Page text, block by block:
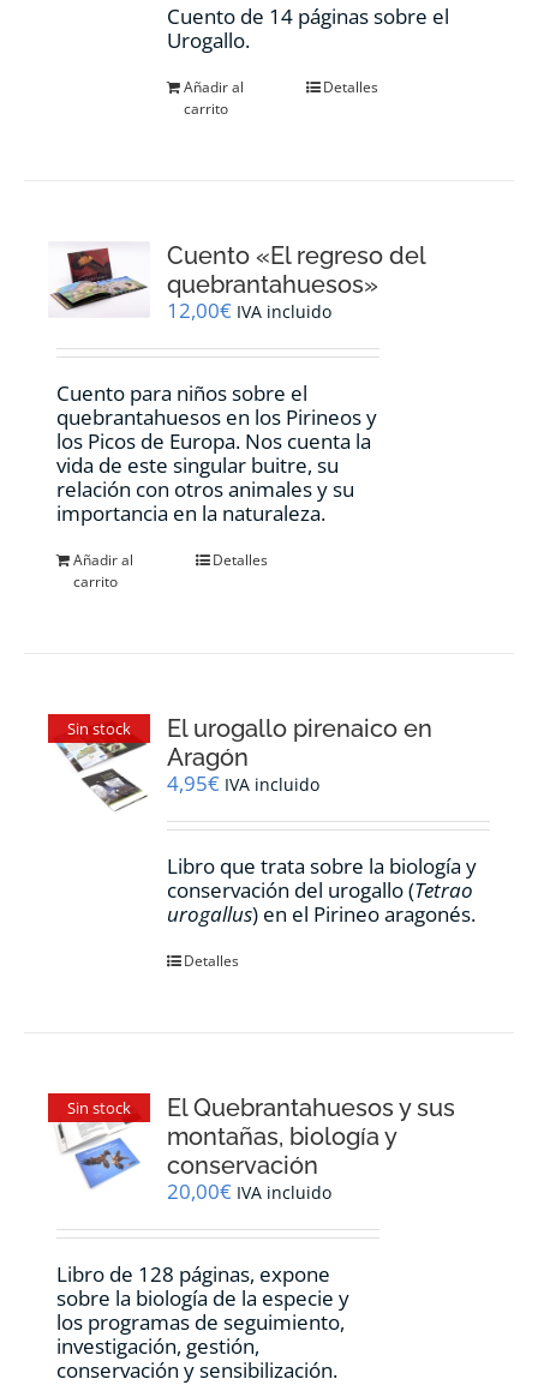
Cuento de 14 páginas sobre el
Urogallo.
Añadir al
carrito
Detalles
Cuento «El regreso del
quebrantahuesos»
12,00€ IVA incluido
Cuento para niños sobre el
quebrantahuesos en los Pirineos y
los Picos de Europa. Nos cuenta la
vida de este singular buitre, su
relación con otros animales y su
importancia en la naturaleza.
Añadir al
carrito
Detalles
Sin stock
El urogallo pirenaico en
Aragón
4,95€ IVA incluido
Libro que trata sobre la biología y
conservación del urogallo (Tetrao
urogallus) en el Pirineo aragonés.
Detalles
Sin stock
El Quebrantahuesos y sus
montañas, biología y
conservación
20,00€ IVA incluido
Libro de 128 páginas, expone
sobre la biología de la especie y
los programas de seguimiento,
investigación, gestión,
conservación y sensibilización.